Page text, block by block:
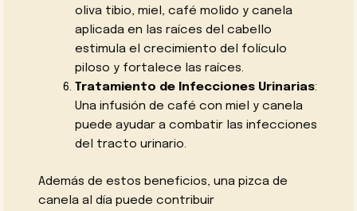
oliva tibio, miel, café molido y canela
aplicada en las raíces del cabello
estimula el crecimiento del folículo
piloso y fortalece las raíces.
Tratamiento de Infecciones Urinarias:
Una infusión de café con miel y canela
puede ayudar a combatir las infecciones
del tracto urinario.
Además de estos beneficios, una pizca de
canela al día puede contribuir